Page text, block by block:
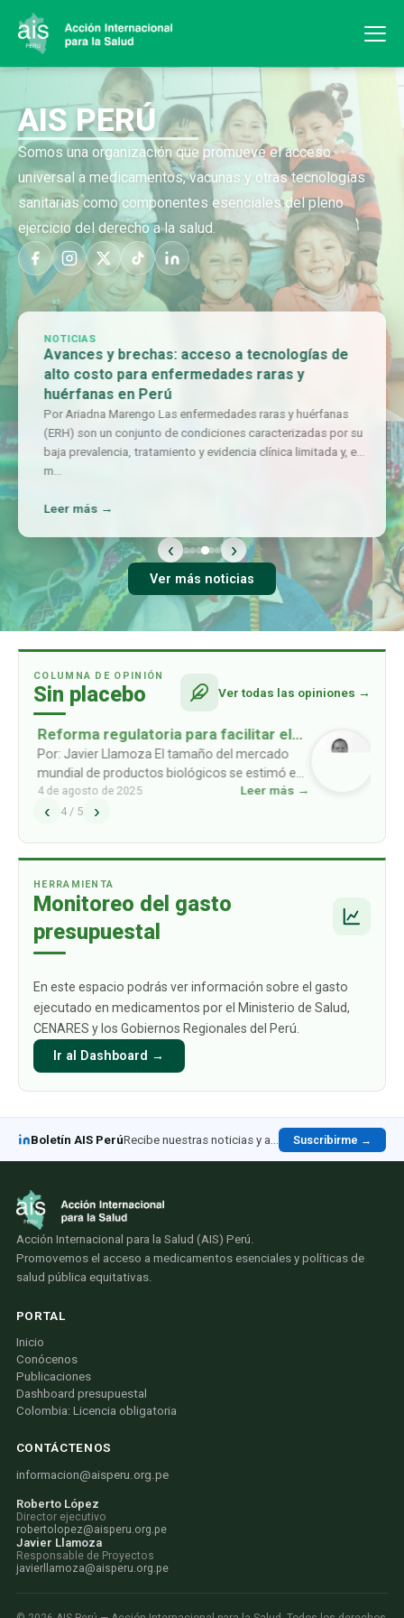
AIS PERÚ
Somos una organización que promueve el acceso
universal a medicamentos, vacunas y otras tecnologías
sanitarias como componentes esenciales del pleno
ejercicio del derecho a la salud.
NOTICIAS
Avances y brechas: acceso a tecnologías de
alto costo para enfermedades raras y
huérfanas en Perú
Por Ariadna Marengo Las enfermedades raras y huérfanas
(ERH) son un conjunto de condiciones caracterizadas por su
baja prevalencia, tratamiento y evidencia clínica limitada y, en
m…
Leer más →
‹ ›
Ver más noticias
COLUMNA DE OPINIÓN
Sin placebo Ver todas las opiniones →
Reforma regulatoria para facilitar el
acceso a biosimilares
Por: Javier Llamoza El tamaño del mercado
mundial de productos biológicos se estimó en
USD 461mil millones en 2022, y se prevé que
alcance los USD 1009 mil millones para 2030.
4 de agosto de 2025 Leer más →
‹ 4 / 5 ›
HERRAMIENTA
Monitoreo del gasto
presupuestal
En este espacio podrás ver información sobre el gasto
ejecutado en medicamentos por el Ministerio de Salud,
CENARES y los Gobiernos Regionales del Perú.
Ir al Dashboard →
Boletín AIS PerúRecibe nuestras noticias y análisis en LinkedIn Suscribirme →
Acción Internacional para la Salud (AIS) Perú.
Promovemos el acceso a medicamentos esenciales y políticas de
salud pública equitativas.
PORTAL
Inicio
Conócenos
Publicaciones
Dashboard presupuestal
Colombia: Licencia obligatoria
CONTÁCTENOS
informacion@aisperu.org.pe
Roberto López
Director ejecutivo
robertolopez@aisperu.org.pe
Javier Llamoza
Responsable de Proyectos
javierllamoza@aisperu.org.pe